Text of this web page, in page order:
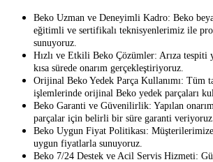
Beko Uzman ve Deneyimli Kadro: Beko
eğitimli ve sertifikalı teknisyenlerimiz ile
sunuyoruz.
Hızlı ve Etkili Beko Çözümler: Arıza tespiti
kısa sürede onarım gerçekleştiriyoruz.
Orijinal Beko Yedek Parça Kullanımı: Tüm
işlemlerinde orijinal Beko yedek parçaları
Beko Garanti ve Güvenilirlik: Yapılan
parçalar için belirli bir süre garanti veriyoruz.
Beko Uygun Fiyat Politikası:
uygun fiyatlarla sunuyoruz.
Beko 7/24 Destek ve Acil Servis Hizmeti: